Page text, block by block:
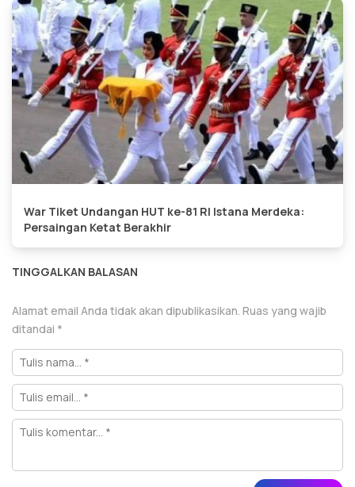
War Tiket Undangan HUT ke-81 RI Istana Merdeka:
Persaingan Ketat Berakhir
TINGGALKAN BALASAN
Alamat email Anda tidak akan dipublikasikan. Ruas yang wajib
ditandai *